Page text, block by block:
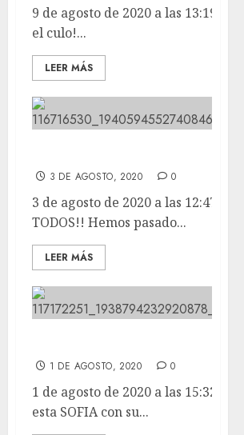
9 de agosto de 2020 a las 13:19
el culo!...
LEER MÁS
3 DE AGOSTO, 2020 0
3 de agosto de 2020 a las 12:47
TODOS!! Hemos pasado...
LEER MÁS
1 DE AGOSTO, 2020 0
1 de agosto de 2020 a las 15:32
esta SOFIA con su...